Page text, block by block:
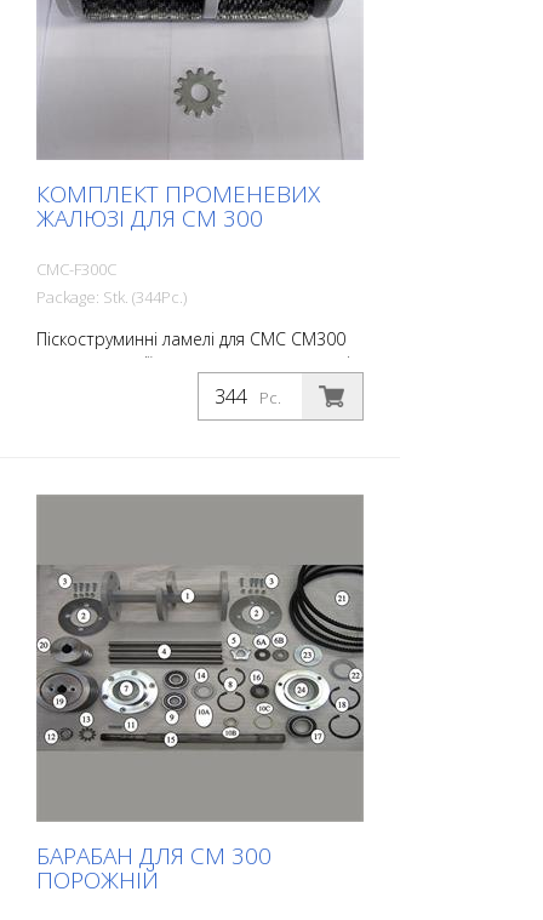
КОМПЛЕКТ ПРОМЕНЕВИХ
ЖАЛЮЗІ ДЛЯ CM 300
CMC-F300C
Package: Stk. (344Pc.)
Піскоструминні ламелі для CMC CM300
для демаркації тонкошарових покриттів
на бетоні. 344 шт. для повного
комплекту для заміни. Без валів ламелей
Pc.
БАРАБАН ДЛЯ CM 300
ПОРОЖНІЙ